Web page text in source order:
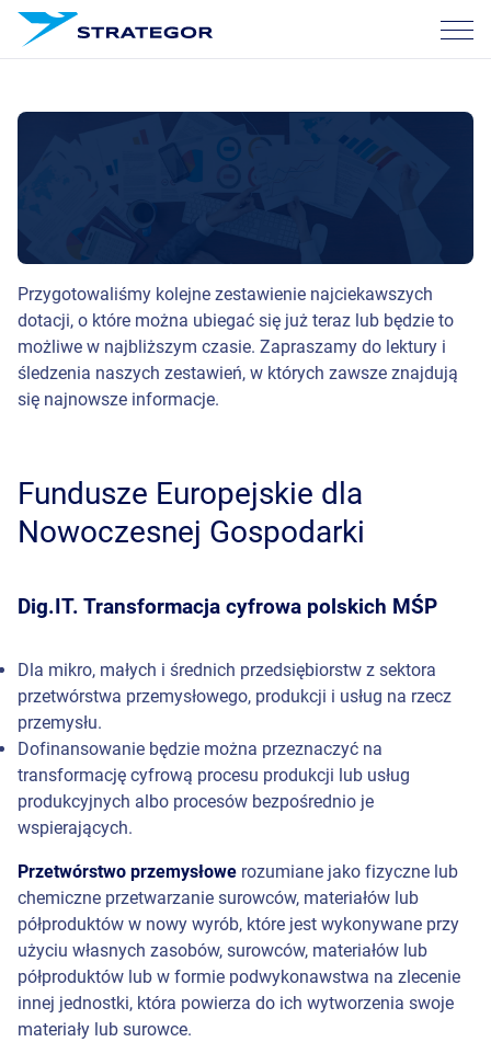
Nasze sukcesy
Blog
Skontaktuj się
Przygotowaliśmy kolejne zestawienie najciekawszych
dotacji, o które można ubiegać się już teraz lub będzie to
możliwe w najbliższym czasie. Zapraszamy do lektury i
śledzenia naszych zestawień, w których zawsze znajdują
się najnowsze informacje.
Fundusze Europejskie dla
Nowoczesnej Gospodarki
Dig.IT. Transformacja cyfrowa polskich MŚP
Dla mikro, małych i średnich przedsiębiorstw z sektora
przetwórstwa przemysłowego, produkcji i usług na rzecz
przemysłu.
Dofinansowanie będzie można przeznaczyć na
transformację cyfrową procesu produkcji lub usług
produkcyjnych albo procesów bezpośrednio je
wspierających.
Przetwórstwo przemysłowe rozumiane jako fizyczne lub
chemiczne przetwarzanie surowców, materiałów lub
półproduktów w nowy wyrób, które jest wykonywane przy
użyciu własnych zasobów, surowców, materiałów lub
półproduktów lub w formie podwykonawstwa na zlecenie
innej jednostki, która powierza do ich wytworzenia swoje
materiały lub surowce.